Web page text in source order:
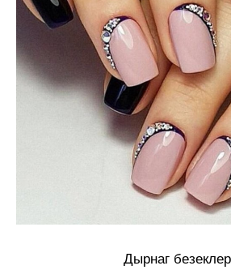
Дырнаг